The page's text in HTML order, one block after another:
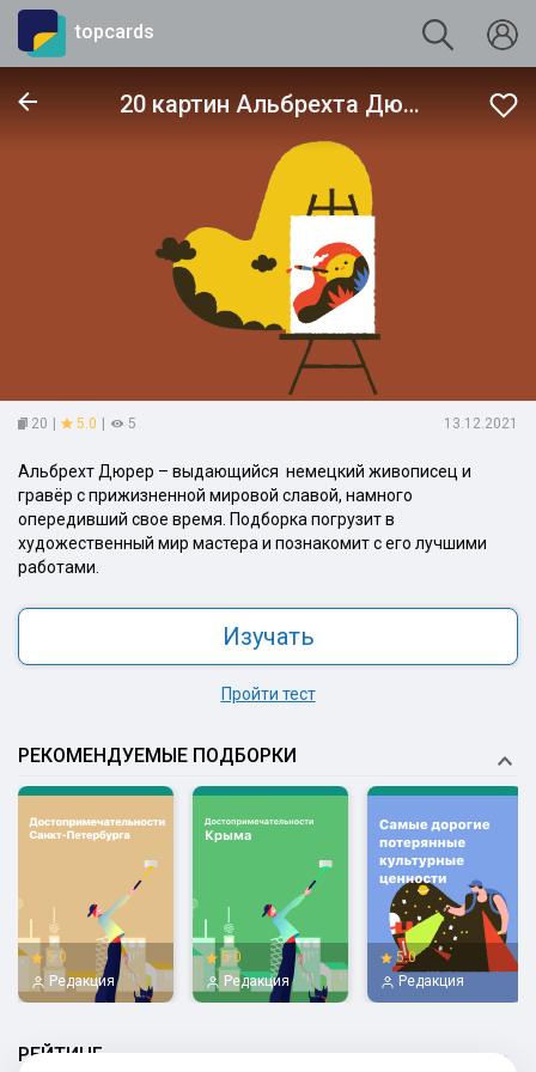
topcards
20 картин Альбрехта Дюрера
20 5.0 5 13.12.2021
Альбрехт Дюрер – выдающийся немецкий живописец и
гравёр с прижизненной мировой славой, намного
опередивший свое время. Подборка погрузит в
художественный мир мастера и познакомит с его лучшими
работами.
Изучать
Пройти тест
РЕКОМЕНДУЕМЫЕ ПОДБОРКИ
5.0
Редакция
5.0
Редакция
5.0
Редакция
РЕЙТИНГ